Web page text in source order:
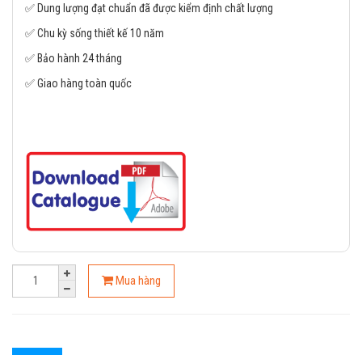
✅ Dung lượng đạt chuẩn đã được kiểm định chất lượng
✅ Chu kỳ sống thiết kế 10 năm
✅ Bảo hành 24 tháng
✅ Giao hàng toàn quốc
Mua hàng